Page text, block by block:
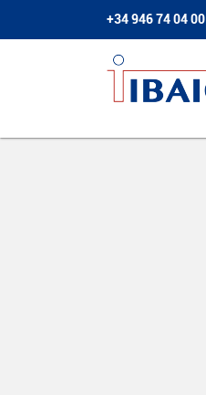
+34 946 74 04 00